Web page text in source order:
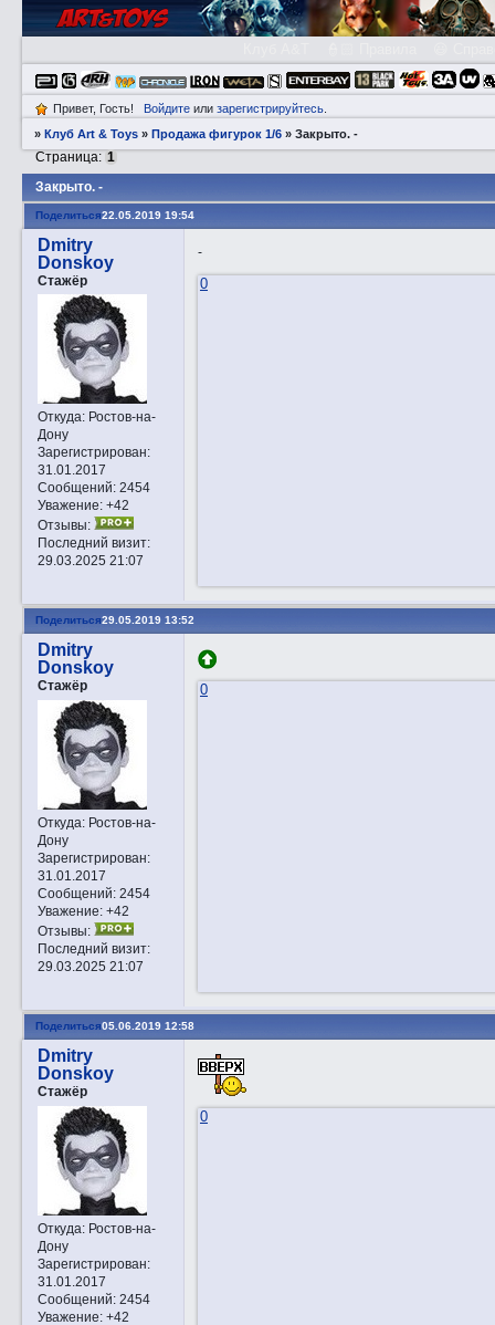
Привет, Гость! Войдитеили зарегистрируйтесь.
»Клуб Art & Toys »Продажа фигурок 1/6 »Закрытo. -
Закрытo. -
Страница: 1
Поделиться22.05.2019 19:54
Dmitry
Donskoy
Стажёр
Откуда:Ростов-на-
Дону
Зарегистрирован:
31.01.2017
Сообщений:2454
Уважение: +42
Отзывы:
Последний визит:
29.03.2025 21:07
-
0
Поделиться29.05.2019 13:52
Dmitry
Donskoy
Стажёр
Откуда:Ростов-на-
Дону
Зарегистрирован:
31.01.2017
Сообщений:2454
Уважение: +42
Отзывы:
Последний визит:
29.03.2025 21:07
0
Поделиться05.06.2019 12:58
Dmitry
Donskoy
Стажёр
Откуда:Ростов-на-
Дону
Зарегистрирован:
31.01.2017
Сообщений:2454
Уважение: +42
0